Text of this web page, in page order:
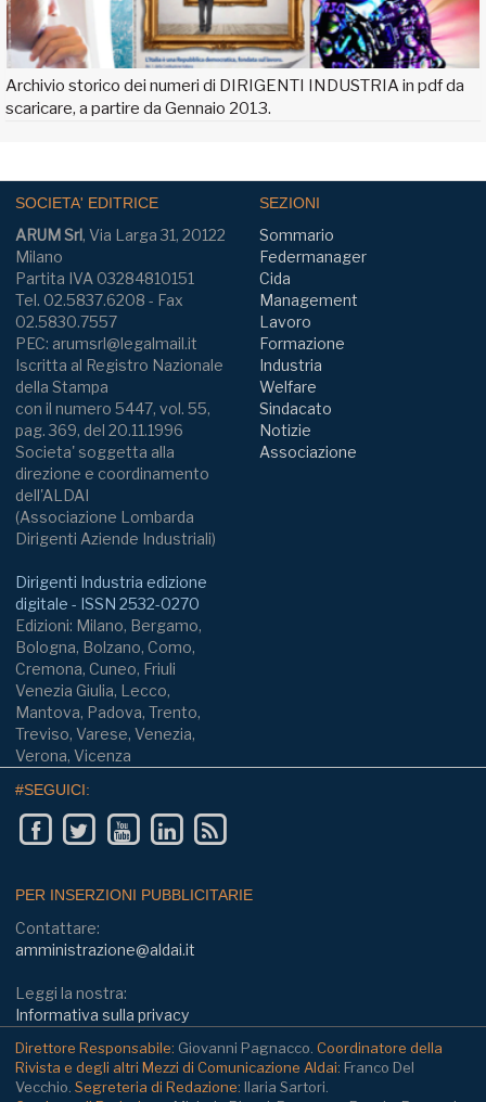
Archivio storico dei numeri di DIRIGENTI INDUSTRIA in pdf da
scaricare, a partire da Gennaio 2013.
SOCIETA' EDITRICE
ARUM Srl, Via Larga 31, 20122
Milano
Partita IVA 03284810151
Tel. 02.5837.6208 - Fax
02.5830.7557
PEC: arumsrl@legalmail.it
Iscritta al Registro Nazionale
della Stampa
con il numero 5447, vol. 55,
pag. 369, del 20.11.1996
Societa' soggetta alla
direzione e coordinamento
dell'ALDAI
(Associazione Lombarda
Dirigenti Aziende Industriali)
Dirigenti Industria edizione
digitale - ISSN 2532-0270
Edizioni: Milano, Bergamo,
Bologna, Bolzano, Como,
Cremona, Cuneo, Friuli
Venezia Giulia, Lecco,
Mantova, Padova, Trento,
Treviso, Varese, Venezia,
Verona, Vicenza
SEZIONI
Sommario
Federmanager
Cida
Management
Lavoro
Formazione
Industria
Welfare
Sindacato
Notizie
Associazione
#SEGUICI:
PER INSERZIONI PUBBLICITARIE
Contattare:
amministrazione@aldai.it
Leggi la nostra:
Informativa sulla privacy
Direttore Responsabile: Giovanni Pagnacco. Coordinatore della
Rivista e degli altri Mezzi di Comunicazione Aldai: Franco Del
Vecchio. Segreteria di Redazione: Ilaria Sartori.